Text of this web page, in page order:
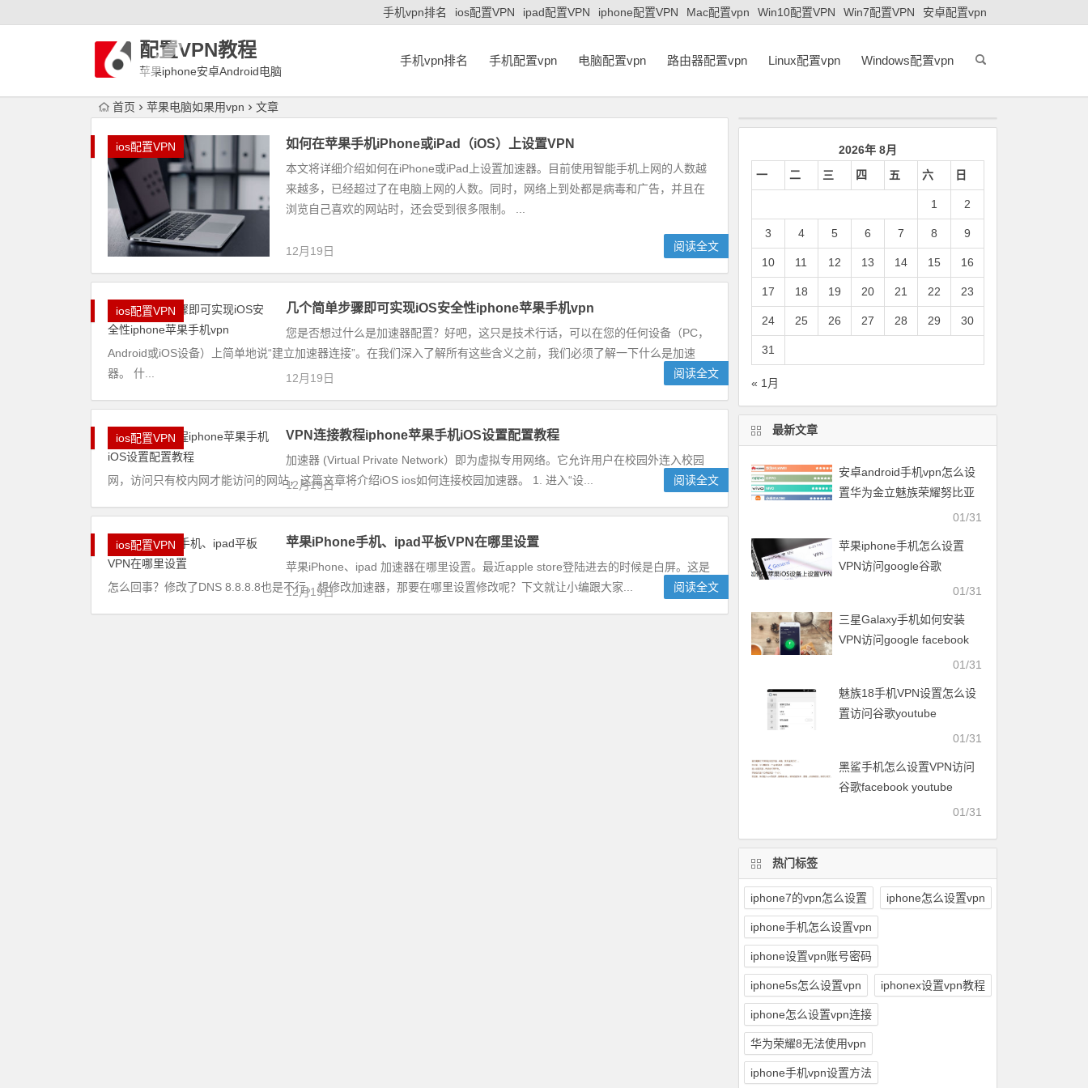
手机vpn排名 ios配置VPN ipad配置VPN iphone配置VPN Mac配置vpn Win10配置VPN Win7配置VPN 安卓配置vpn
配置VPN教程
苹果iphone安卓Android电脑
手机vpn排名 手机配置vpn 电脑配置vpn 路由器配置vpn Linux配置vpn Windows配置vpn
首页 苹果电脑如果用vpn 文章
ios配置VPN 如何在苹果手机iPhone或iPad（iOS）上设置VPN
本文将详细介绍如何在iPhone或iPad上设置加速器。目前使用智能手机上网的人数越
来越多，已经超过了在电脑上网的人数。同时，网络上到处都是病毒和广告，并且在
浏览自己喜欢的网站时，还会受到很多限制。 ...
12月19日 阅读全文
ios配置VPN 几个简单步骤即可实现iOS安全性iphone苹果手机vpn
您是否想过什么是加速器配置？好吧，这只是技术行话，可以在您的任何设备（PC，
Android或iOS设备）上简单地说“建立加速器连接”。在我们深入了解所有这些含义之前，我们必须了解一下什么是加速
器。 什...
12月19日 阅读全文
ios配置VPN VPN连接教程iphone苹果手机iOS设置配置教程
加速器 (Virtual Private Network）即为虚拟专用网络。它允许用户在校园外连入校园
网，访问只有校内网才能访问的网站，这篇文章将介绍iOS ios如何连接校园加速器。 1. 进入“设...
12月19日 阅读全文
ios配置VPN 苹果iPhone手机、ipad平板VPN在哪里设置
苹果iPhone、ipad 加速器在哪里设置。最近apple store登陆进去的时候是白屏。这是
怎么回事？修改了DNS 8.8.8.8也是不行。想修改加速器，那要在哪里设置修改呢？下文就让小编跟大家...
12月19日 阅读全文
2026年 8月
一
二 三 四 五 六 日
1 2
3 4 5 6 7 8 9
10 11 12 13 14 15 16
17 18 19 20 21 22 23
24 25 26 27 28 29 30
31
« 1月
最新文章
安卓android手机vpn怎么设
置华为金立魅族荣耀努比亚
一加vivo小米OPPO中兴联想
01/31
苹果iphone手机怎么设置
VPN访问google谷歌
01/31
三星Galaxy手机如何安装
VPN访问google facebook
01/31
魅族18手机VPN设置怎么设
置访问谷歌youtube
01/31
黑鲨手机怎么设置VPN访问
谷歌facebook youtube
01/31
热门标签
iphone7的vpn怎么设置 iphone怎么设置vpn
iphone手机怎么设置vpn
iphone设置vpn账号密码
iphone5s怎么设置vpn iphonex设置vpn教程
iphone怎么设置vpn连接
华为荣耀8无法使用vpn
iphone手机vpn设置方法